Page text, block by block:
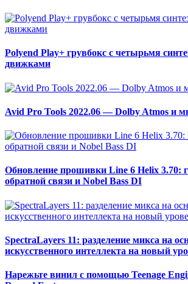
Polyend Play+ грувбокс с четырьмя
движками
Avid Pro Tools 2022.06 — Dolby Atmos и
Обновление прошивки Line 6 Helix 3.70:
обратной связи и Nobel Bass DI
SpectraLayers 11: разделение микса на
искусственного интеллекта на новый
Нарежьте винил с помощью Teenage